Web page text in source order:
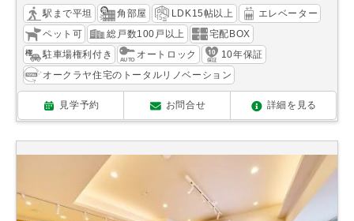
駅まで平坦 角部屋 LDK15帖以上
エレベーター
ペット可
総戸数100戸以上
宅配BOX
駐車場権利付き
オートロック
10年保証
オークラヤ住宅のトータルリノベーション
見学予約 お問合せ 詳細を見る